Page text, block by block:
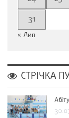
31
« Лип
СТРІЧКА